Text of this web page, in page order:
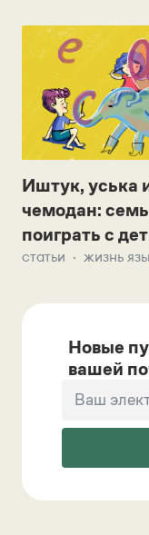
Иштук, уська
чемодан:
поиграть с
статьи жизнь
Новые
вашей